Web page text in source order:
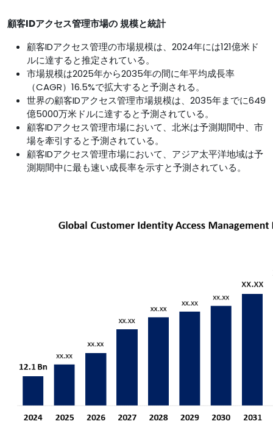
顧客IDアクセス管理市場の規模と統計
顧客IDアクセス管理の市場規模は、2024年には121億米ド
ルに達すると推定されている。
市場規模は2025年から2035年の間に年平均成長率
（CAGR）16.5%で拡大すると予測される。
世界の顧客IDアクセス管理市場規模は、2035年までに649
億5000万米ドルに達すると予測されている。
顧客IDアクセス管理市場において、北米は予測期間中、市
場を牽引すると予測されている。
顧客IDアクセス管理市場において、アジア太平洋地域は予
測期間中に最も速い成長率を示すと予測されている。